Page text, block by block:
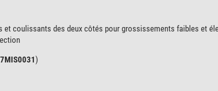
coulissants des deux côtés pour grossissements faibles et
)